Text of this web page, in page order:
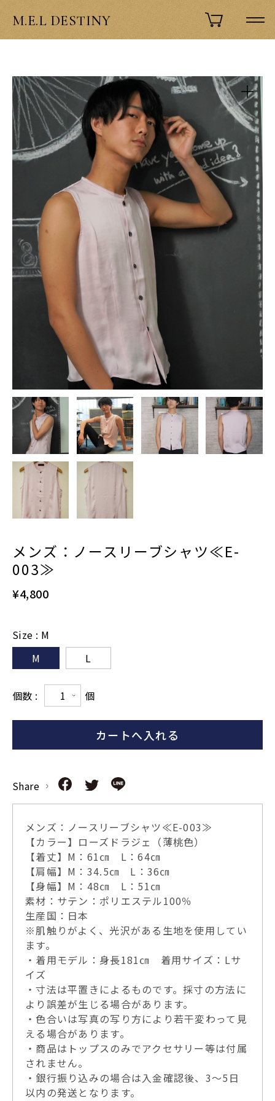
M.E.L DESTINY
メンズ：ノースリーブシャツ≪E-
003≫
¥4,800
Size : M
M
L
個数 : 個
Share
メンズ：ノースリーブシャツ≪E-003≫
【カラー】ローズドラジェ（薄桃色）
【着丈】M：61㎝ L：64㎝
【肩幅】M：34.5㎝ L：36㎝
【身幅】M：48㎝ L：51㎝
素材：サテン：ポリエステル100％
生産国：日本
※肌触りがよく、光沢がある生地を使用してい
ます。
・着用モデル：身長181㎝ 着用サイズ：Lサ
イズ
・寸法は平置きによるものです。採寸の方法に
より誤差が生じる場合があります。
・色合いは写真の写り方により若干変わって見
える場合があります。
・商品はトップスのみでアクセサリー等は付属
されません。
・銀行振り込みの場合は入金確認後、3～5日
以内の発送となります。